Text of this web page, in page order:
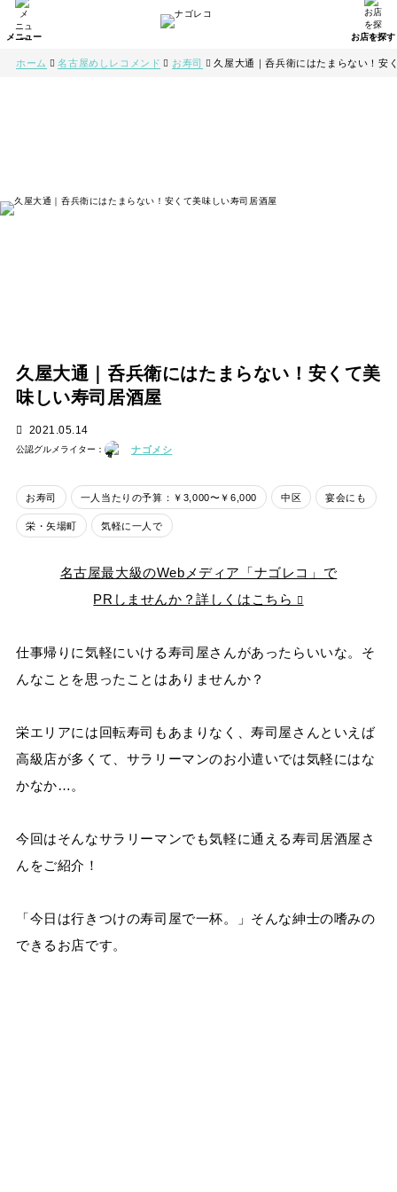
ホーム 名古屋めしレコメンド お寿司 久屋大通｜呑兵衛にはたまらない！安
久屋大通｜呑兵衛にはたまらない！安くて美
味しい寿司居酒屋
2021.05.14
公認グルメライター： ナゴメシ
お寿司 一人当たりの予算：￥3,000〜￥6,000 中区 宴会にも
栄・矢場町 気軽に一人で
名古屋最大級のWebメディア「ナゴレコ」で
PRしませんか？詳しくはこちら
仕事帰りに気軽にいける寿司屋さんがあったらいいな。そ
んなことを思ったことはありませんか？
栄エリアには回転寿司もあまりなく、寿司屋さんといえば
高級店が多くて、サラリーマンのお小遣いでは気軽にはな
かなか…。
今回はそんなサラリーマンでも気軽に通える寿司居酒屋さ
んをご紹介！
「今日は行きつけの寿司屋で一杯。」そんな紳士の嗜みの
できるお店です。